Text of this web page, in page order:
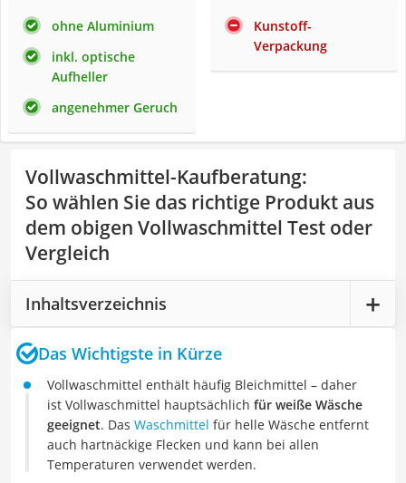
ohne Aluminium
inkl. optische
Aufheller
angenehmer Geruch
Kunstoff-
Verpackung
Vollwaschmittel-Kaufberatung:
So wählen Sie das richtige Produkt aus
dem obigen Vollwaschmittel Test oder
Vergleich
Inhaltsverzeichnis
Das Wichtigste in Kürze
Vollwaschmittel enthält häufig Bleichmittel – daher
ist Vollwaschmittel hauptsächlich für weiße Wäsche
geeignet. Das Waschmittel für helle Wäsche entfernt
auch hartnäckige Flecken und kann bei allen
Temperaturen verwendet werden.